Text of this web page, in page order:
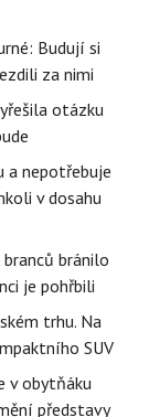
Budují si
za nimi
otázku
a nepotřebuje
v dosahu
bránilo
je pohřbili
trhu. Na
SUV
v obytňáku
představy